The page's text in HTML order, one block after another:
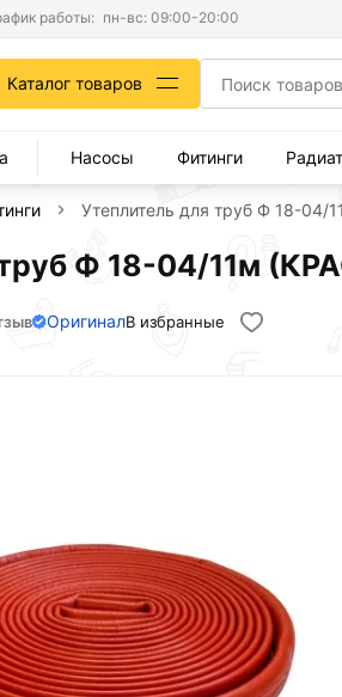
работы: пн-вс: 09:00-20:00
Каталог товаров
Насосы Фитинги
Утеплитель для труб Ф 18-
Ф 18-04/11м
ОригиналВ избранные